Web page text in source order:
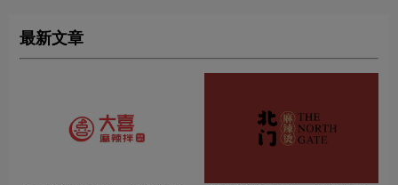
最新文章